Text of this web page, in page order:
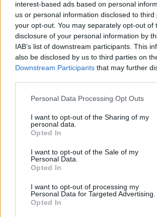
interest-based ads based on personal
us or personal information disclosed to
your opt-out. You may separately opt-out of
disclosure of your personal information by
IAB’s list of downstream participants. This
also be disclosed by us to third parties on
Downstream Participants that may further
Personal Data Processing Opt Outs
I want to opt-out of the Sharing of my
personal data.
Opted In
I want to opt-out of the Sale of my
Personal Data.
Opted In
I want to opt-out of processing my
Personal Data for Targeted Advertising.
Opted In